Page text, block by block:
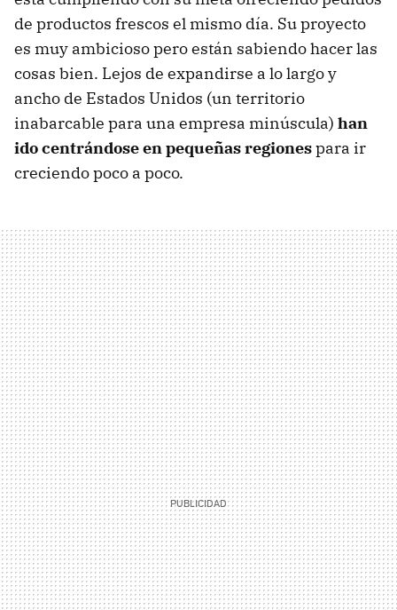
de productos frescos el mismo día. Su proyecto
es muy ambicioso pero están sabiendo hacer las
cosas bien. Lejos de expandirse a lo largo y
ancho de Estados Unidos (un territorio
inabarcable para una empresa minúscula) han
ido centrándose en pequeñas regionespara ir
creciendo poco a poco.